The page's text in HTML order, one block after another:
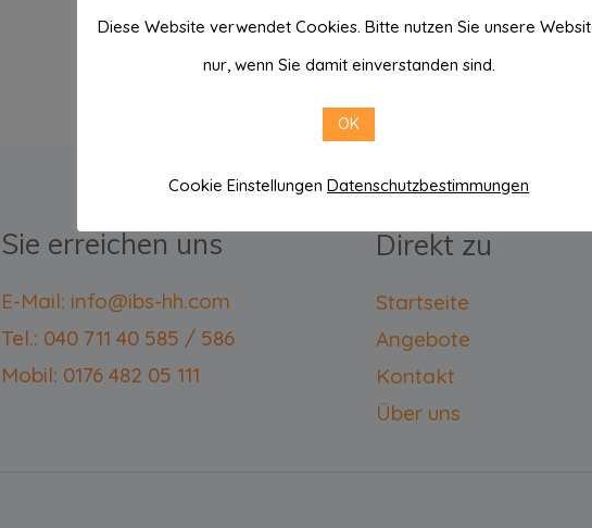
Sie erreichen uns
E-Mail: info@ibs-hh.com
Tel.: 040 711 40 585 / 586
Mobil: 0176 482 05 111
Direkt zu
Startseite
Angebote
Kontakt
Über uns
Diese Website verwendet Cookies. Bitte nutzen Sie unsere
nur, wenn Sie damit einverstanden sind.
OK
Cookie Einstellungen Datenschutzbestimmungen